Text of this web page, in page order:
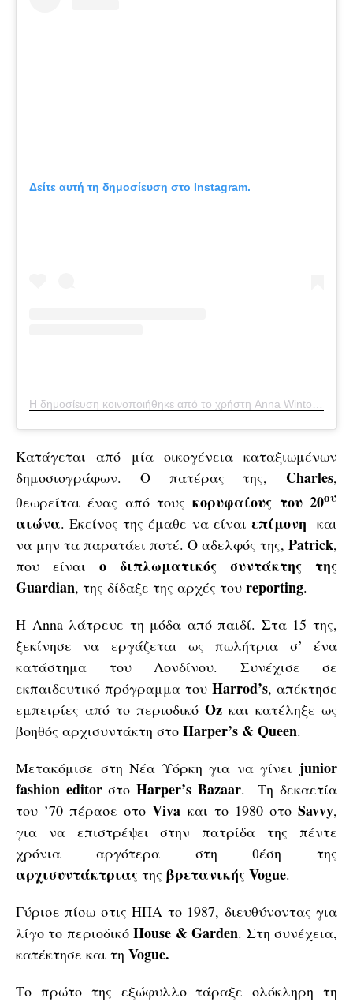
Δείτε αυτή τη δημοσίευση στο Instagram.
Κατάγεται από μία οικογένεια καταξιωμένων
δημοσιογράφων. Ο πατέρας της, Charles,
θεωρείται ένας από τουςκορυφαίους του 20ου
αιώνα. Εκείνος της έμαθε να είναι επίμονη και
να μην τα παρατάει ποτέ. Ο αδελφός της, Patrick,
που είναι ο διπλωματικός συντάκτης της
Guardian, της δίδαξε της αρχές του reporting.
Η Anna λάτρευε τη μόδα από παιδί. Στα 15 της,
ξεκίνησε να εργάζεται ως πωλήτρια σ’ ένα
κατάστημα του Λονδίνου. Συνέχισε σε
εκπαιδευτικό πρόγραμμα του Harrod’s, απέκτησε
εμπειρίες από το περιοδικό Oz και κατέληξε ως
βοηθός αρχισυντάκτη στο Harper’s & Queen.
Μετακόμισε στη Νέα Υόρκη για να γίνει junior
fashion editorστοHarper’s Bazaar. Τη δεκαετία
του ’70 πέρασε στοViva και το 1980 στοSavvy,
για να επιστρέψει στην πατρίδα της πέντε
χρόνια αργότερα στη θέση της
αρχισυντάκτριας της βρετανικής Vogue.
Γύρισε πίσω στις ΗΠΑ το 1987, διευθύνοντας για
λίγο το περιοδικόHouse & Garden. Στη συνέχεια,
κατέκτησε και τη Vogue.
Το πρώτο της εξώφυλλο τάραξε ολόκληρη τη